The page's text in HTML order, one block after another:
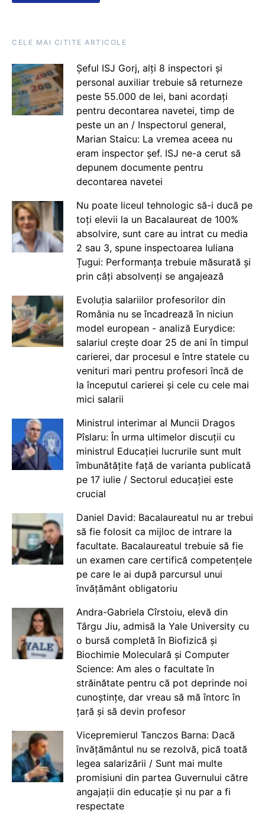
CELE MAI CITITE ARTICOLE
Șeful ISJ Gorj, alți 8 inspectori și
personal auxiliar trebuie să returneze
peste 55.000 de lei, bani acordați
pentru decontarea navetei, timp de
peste un an / Inspectorul general,
Marian Staicu: La vremea aceea nu
eram inspector șef. ISJ ne-a cerut să
depunem documente pentru
decontarea navetei
Nu poate liceul tehnologic să-i ducă pe
toți elevii la un Bacalaureat de 100%
absolvire, sunt care au intrat cu media
2 sau 3, spune inspectoarea Iuliana
Țugui: Performanța trebuie măsurată și
prin câți absolvenți se angajează
Evoluția salariilor profesorilor din
România nu se încadrează în niciun
model european - analiză Eurydice:
salariul crește doar 25 de ani în timpul
carierei, dar procesul e între statele cu
venituri mari pentru profesori încă de
la începutul carierei și cele cu cele mai
mici salarii
Ministrul interimar al Muncii Dragos
Pîslaru: În urma ultimelor discuții cu
ministrul Educației lucrurile sunt mult
îmbunătățite față de varianta publicată
pe 17 iulie / Sectorul educației este
crucial
Daniel David: Bacalaureatul nu ar trebui
să fie folosit ca mijloc de intrare la
facultate. Bacalaureatul trebuie să fie
un examen care certifică competențele
pe care le ai după parcursul unui
învățământ obligatoriu
Andra-Gabriela Cîrstoiu, elevă din
Târgu Jiu, admisă la Yale University cu
o bursă completă în Biofizică și
Biochimie Moleculară și Computer
Science: Am ales o facultate în
străinătate pentru că pot deprinde noi
cunoștințe, dar vreau să mă întorc în
țară și să devin profesor
Vicepremierul Tanczos Barna: Dacă
învățământul nu se rezolvă, pică toată
legea salarizării / Sunt mai multe
promisiuni din partea Guvernului către
angajații din educație și nu par a fi
respectate